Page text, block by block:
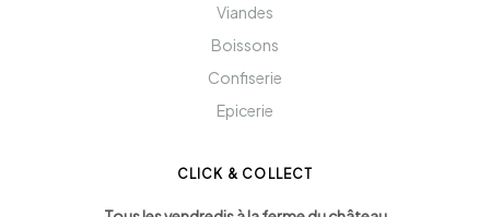
Viandes
Boissons
Confiserie
Epicerie
CLICK & COLLECT